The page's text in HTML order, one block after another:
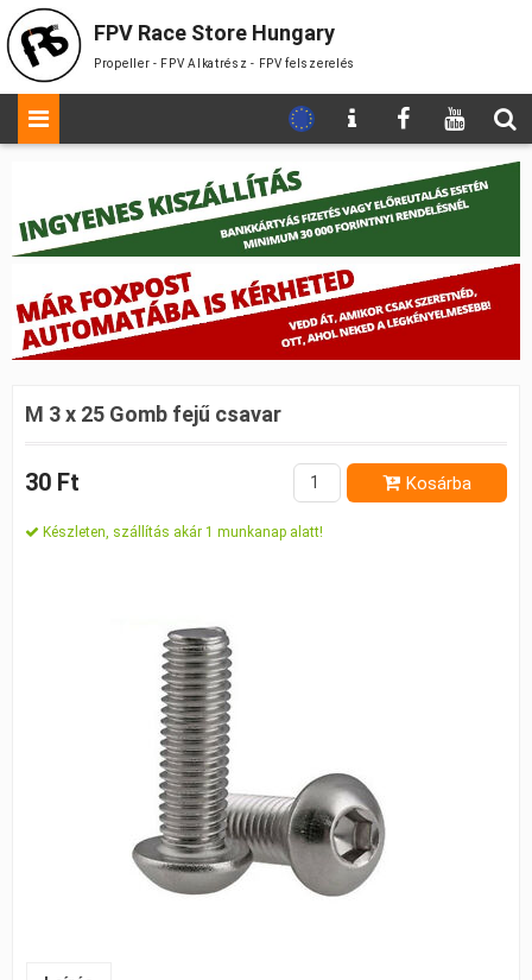
FPV Race Store Hungary
Propeller - FPV Alkatrész - FPV felszerelés
M 3 x 25 Gomb fejű csavar
30 Ft Kosárba
Készleten, szállítás akár 1 munkanap alatt!